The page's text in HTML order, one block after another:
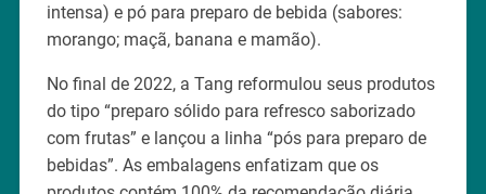
intensa) e pó para preparo de bebida (sabores:
morango; maçã, banana e mamão).
No final de 2022, a Tang reformulou seus produtos
do tipo “preparo sólido para refresco saborizado
com frutas” e lançou a linha “pós para preparo de
bebidas”. As embalagens enfatizam que os